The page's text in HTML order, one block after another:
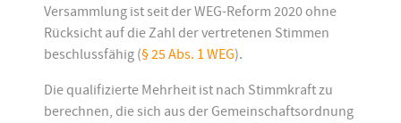
Versammlung ist seit der WEG-Reform 2020 ohne
Rücksicht auf die Zahl der vertretenen Stimmen
beschlussfähig (§ 25 Abs. 1 WEG).
Die qualifizierte Mehrheit ist nach Stimmkraft zu
berechnen, die sich aus der Gemeinschaftsordnung